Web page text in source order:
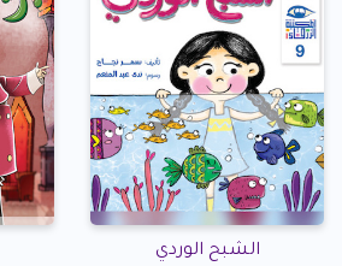
الشبح الوردي